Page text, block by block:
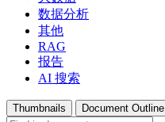
数据分析
其他
RAG
报告
AI 搜索
Thumbnails Document Outline